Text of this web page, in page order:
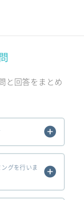
と回答をまとめ
グを行いま